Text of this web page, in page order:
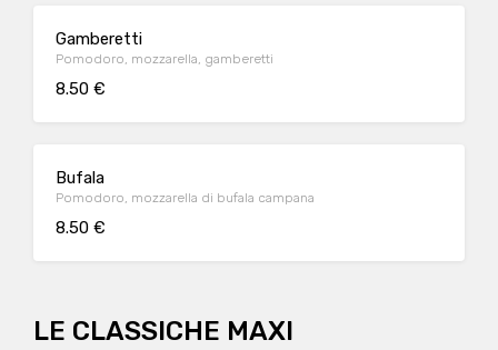
Gamberetti
Pomodoro, mozzarella, gamberetti
8.50 €
Bufala
Pomodoro, mozzarella di bufala campana
8.50 €
LE CLASSICHE MAXI